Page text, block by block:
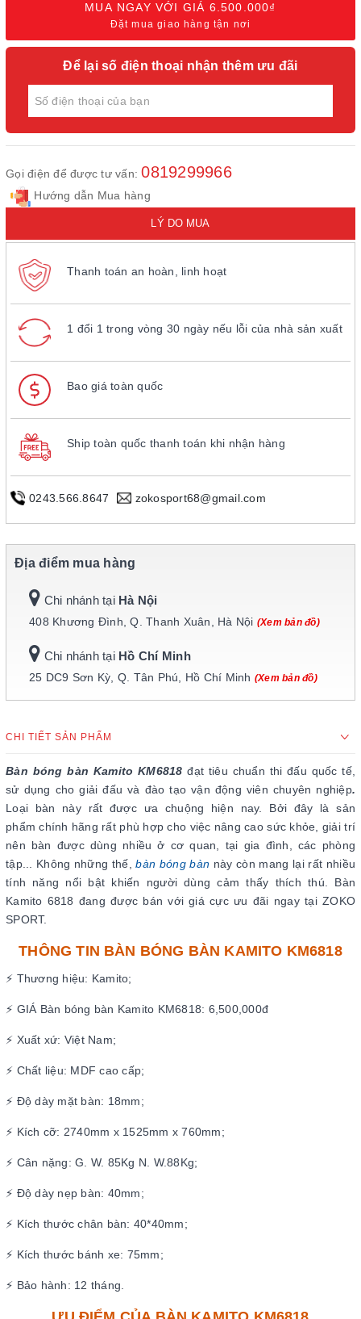
MUA NGAY VỚI GIÁ 6.500.000₫
Đặt mua giao hàng tận nơi
Để lại số điện thoại nhận thêm ưu đãi
Gọi điện để được tư vấn:0819299966
Hướng dẫn Mua hàng
LÝ DO MUA
Thanh toán an hoàn, linh hoạt
1 đổi 1 trong vòng 30 ngày nếu lỗi của nhà sản xuất
Bao giá toàn quốc
Ship toàn quốc thanh toán khi nhận hàng
0243.566.8647 zokosport68@gmail.com
Địa điểm mua hàng
Chi nhánh tại Hà Nội
408 Khương Đình, Q. Thanh Xuân, Hà Nội (Xem bản đồ)
Chi nhánh tại Hồ Chí Minh
25 DC9 Sơn Kỳ, Q. Tân Phú, Hồ Chí Minh (Xem bản đồ)
CHI TIẾT SẢN PHẨM
Bàn bóng bàn Kamito KM6818 đạt tiêu chuẩn thi đấu quốc tế,
sử dụng cho giải đấu và đào tạo vận động viên chuyên nghiệp.
Loại bàn này
rất được ưa chuộng hiện nay. Bởi đây là sản
phẩm chính hãng rất phù hợp cho việc nâng cao sức khỏe, giải trí
nên bàn được dùng nhiều ở cơ quan, tại gia đình, các phòng
tập... Không những thế,bàn bóng bàn này còn mang lại rất nhiều
tính năng nổi bật khiến người dùng cảm thấy thích thú. Bàn
Kamito 6818 đang được bán với giá cực ưu đãi ngay tại ZOKO
SPORT.
THÔNG TIN BÀN BÓNG BÀN KAMITO KM6818
⚡ Thương hiệu: Kamito;
⚡ GIÁ Bàn bóng bàn Kamito KM6818: 6,500,000đ
⚡ Xuất xứ: Việt Nam;
⚡ Chất liệu: MDF cao cấp;
⚡ Độ dày mặt bàn: 18mm;
⚡ Kích cỡ: 2740mm x 1525mm x 760mm;
⚡ Cân nặng: G. W. 85Kg N. W.88Kg;
⚡ Độ dày nẹp bàn: 40mm;
⚡ Kích thước chân bàn: 40*40mm;
⚡ Kích thước bánh xe: 75mm;
⚡ Bảo hành: 12 tháng.